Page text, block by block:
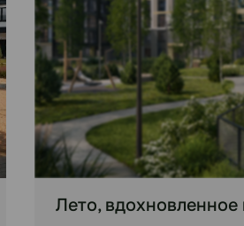
Лето,